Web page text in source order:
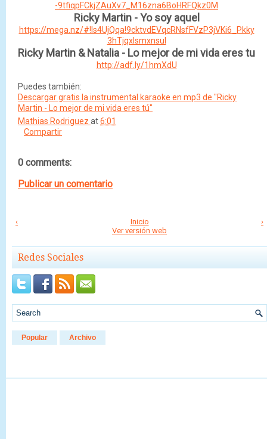
-9tfiqpFCkjZAuXv7_M16zna6BoHRFQkz0M
Ricky Martin - Yo soy aquel
https://mega.nz/#!ls4UjQqa!9cktvdEVqcRNsfFVzP3jVKi6_Pkky
3hTjqxIsmxnsuI
Ricky Martin & Natalia - Lo mejor de mi vida eres tu
http://adf.ly/1hmXdU
Puedes también:
Descargar gratis la instrumental karaoke en mp3 de "Ricky
Martin - Lo mejor de mi vida eres tú"
Mathias Rodriguez at6:01
Compartir
0 comments:
Publicar un comentario
‹ ›
Inicio
Ver versión web
Redes Sociales
Popular Archivo